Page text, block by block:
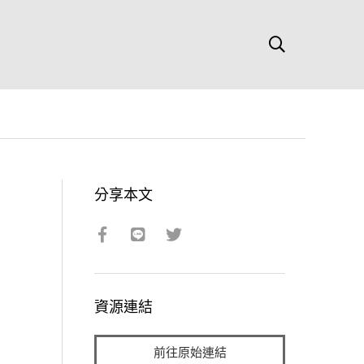
分享本文
資源連結
前往原始連結